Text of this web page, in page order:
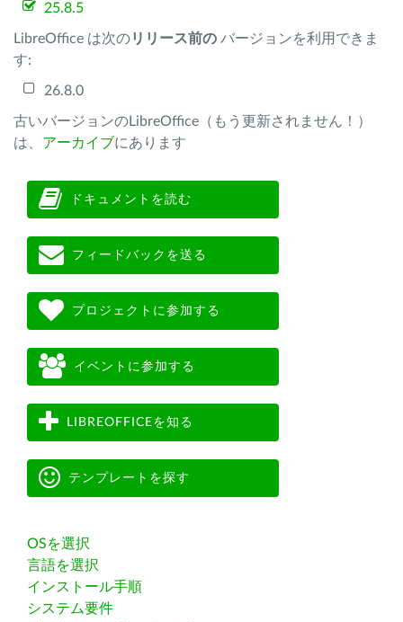
25.8.5
LibreOffice は次のリリース前の バージョンを利用できま
す:
26.8.0
古いバージョンのLibreOffice（もう更新されません！）
は、 アーカイブにあります
ドキュメントを読む
フィードバックを送る
プロジェクトに参加する
イベントに参加する
LIBREOFFICEを知る
テンプレートを探す
OSを選択
言語を選択
インストール手順
システム要件